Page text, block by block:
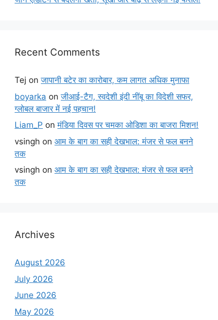
Recent Comments
Tej onजापानी बटेर का कारोबार, कम लागत अधिक मुनाफा
boyarka onजीआई-टैग, स्वदेशी इंदी नींबू का विदेशी सफर,
ग्लोबल बाजार में नई पहचान!
Liam_P onमंडिया दिवस पर चमका ओडिशा का बाजरा मिशन!
vsingh on आम के बाग का सही देखभाल: मंजर से फल बनने
तक
vsingh on आम के बाग का सही देखभाल: मंजर से फल बनने
तक
Archives
August 2026
July 2026
June 2026
May 2026